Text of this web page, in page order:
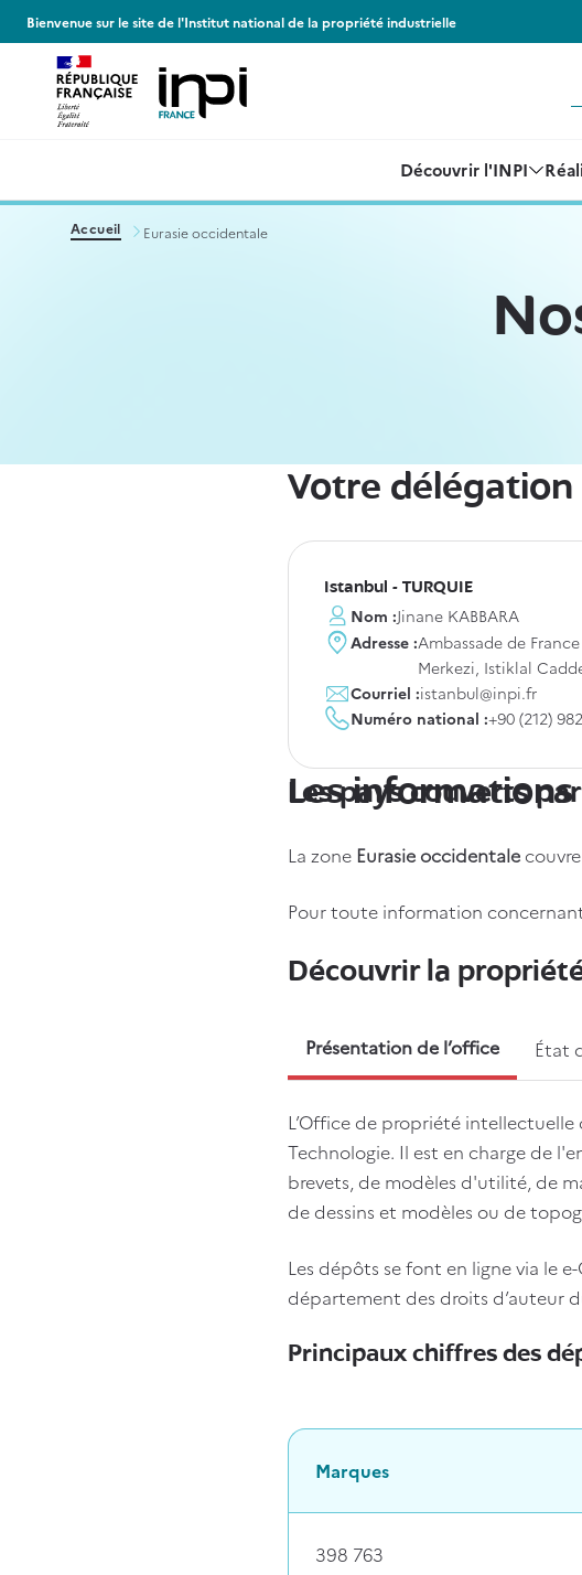
Bienvenue sur le site de l'Institut national de la propriété industrielle
Découvrir l'INPI
Accueil Eurasie occidentale
Votre délégation
Ville
Istanbul - TURQUIE
Nom :Jinane KABBARA
Adresse :Ambassade de
Merkezi, Istiklal
Courriel :istanbul@inpi.fr
Numéro national :+90 (212)
Les
Les pays couverts
La zone Eurasie occidentale
Pour toute information
Découvrir la
Présentation de l’office État
L’Office de propriété
Technologie. Il est en charge de
brevets, de modèles d'utilité, de
de dessins et modèles ou de
Les dépôts se font en ligne via le
département des droits d’auteur
Principaux chiffres des
Marques
398 763
Panneau de gestion des cookies